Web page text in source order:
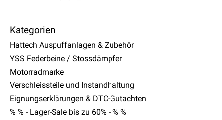
Kategorien
Hattech Auspuffanlagen & Zubehör
YSS Federbeine / Stossdämpfer
Motorradmarke
Verschleissteile und Instandhaltung
Eignungserklärungen & DTC-Gutachten
% % - Lager-Sale bis zu 60% - % %